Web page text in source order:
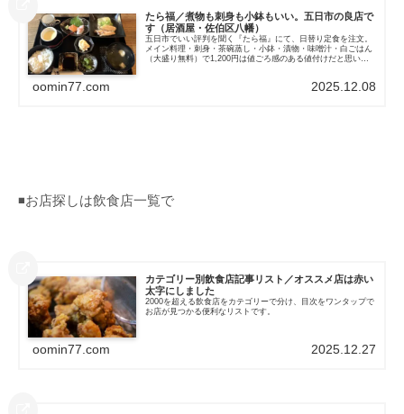
たら福／煮物も刺身も小鉢もいい。五日市の良店で
す（居酒屋・佐伯区八幡）
五日市でいい評判を聞く『たら福』にて、日替り定食を注文。
メイン料理・刺身・茶碗蒸し・小鉢・漬物・味噌汁・白ごはん
（大盛り無料）で1,200円は値ごろ感のある値付けだと思いま
oomin77.com 2025.12.08
◾️お店探しは飲食店一覧で
カテゴリー別飲食店記事リスト／オススメ店は赤い
太字にしました
2000を超える飲食店をカテゴリーで分け、目次をワンタップで
お店が見つかる便利なリストです。
oomin77.com 2025.12.27